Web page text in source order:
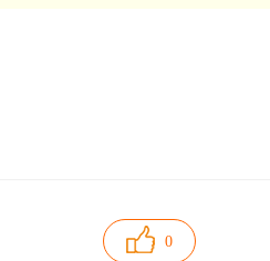
0